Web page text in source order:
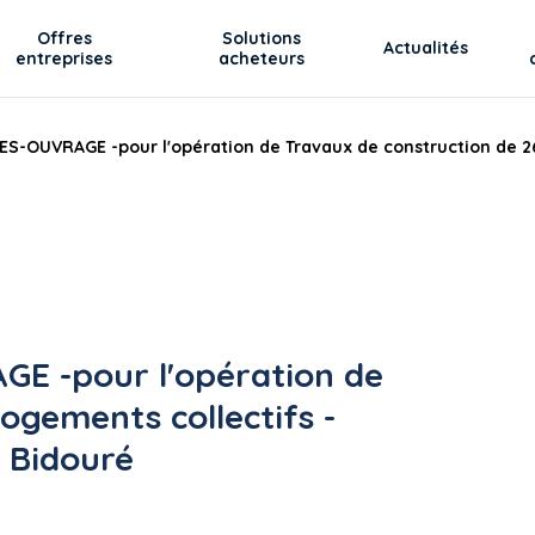
Offres
entreprises
Solutions
acheteurs
Actualités
OUVRAGE -pour l'opération de Travaux de construction
-pour l'opération de
collectifs -